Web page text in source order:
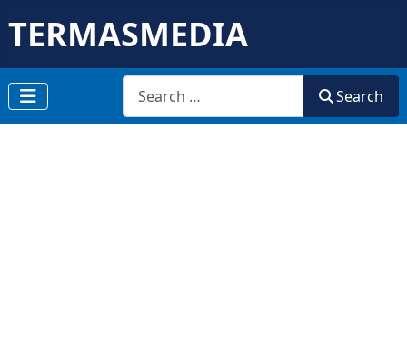
TERMASMEDIA
Search Search